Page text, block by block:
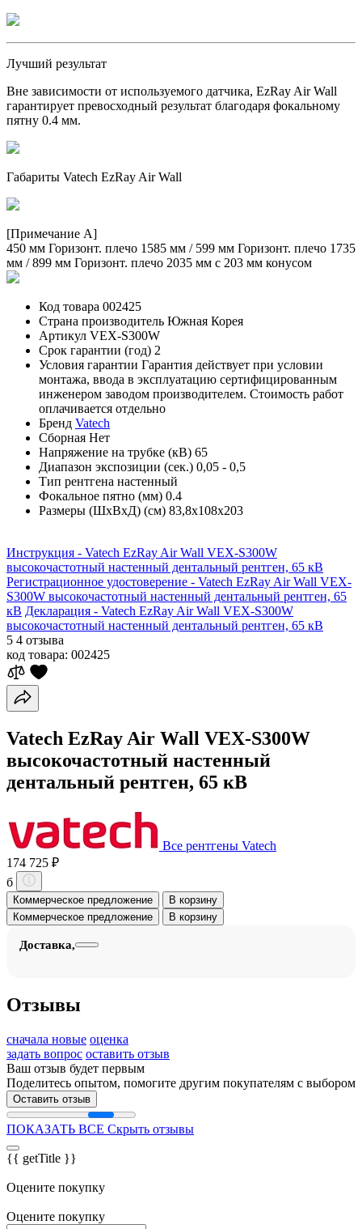
Лучший результат
Вне зависимости от используемого датчика, EzRay Air Wall
гарантирует превосходный результат благодаря фокальному
пятну 0.4 мм.
Габариты Vatech EzRay Air Wall
[Примечание А]
450 мм Горизонт. плечо 1585 мм / 599 мм Горизонт. плечо 1735
мм / 899 мм Горизонт. плечо 2035 мм с 203 мм конусом
Код товара 002425
Страна производитель Южная Корея
Артикул VEX-S300W
Срок гарантии (год) 2
Условия гарантии Гарантия действует при условии
монтажа, ввода в эксплуатацию сертифицированным
инженером заводом производителем. Cтоимость работ
оплачивается отдельно
Бренд Vatech
Сборная Нет
Напряжение на трубке (кВ) 65
Диапазон экспозиции (сек.) 0,05 - 0,5
Тип рентгена настенный
Фокальное пятно (мм) 0.4
Размеры (ШхВхД) (см) 83,8х108х203
Инструкция - Vatech EzRay Air Wall VEX-S300W
высокочастотный настенный дентальный рентген, 65 кВ
Регистрационное удостоверение - Vatech EzRay Air Wall VEX-
S300W высокочастотный настенный дентальный рентген, 65
кВ Декларация - Vatech EzRay Air Wall VEX-S300W
высокочастотный настенный дентальный рентген, 65 кВ
5 4 отзыва
код товара: 002425
Vatech EzRay Air Wall VEX-S300W
высокочастотный настенный
дентальный рентген, 65 кВ
Все рентгены Vatech
174 725 ₽
б
Коммерческое предложение
В корзину
Коммерческое предложение
В корзину
Доставка,
Отзывы
сначала новые оценка
задать вопрос оставить отзыв
Ваш отзыв будет первым
Поделитесь опытом, помогите другим покупателям с выбором
Оставить отзыв
ПОКАЗАТЬ ВСЕ Скрыть отзывы
{{ getTitle }}
Оцените покупку
Оцените покупку